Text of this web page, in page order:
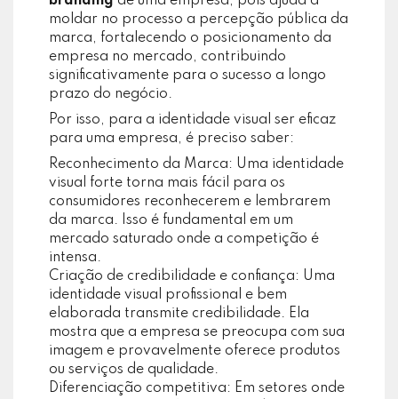
moldar no processo a percepção pública da
marca, fortalecendo o posicionamento da
empresa no mercado, contribuindo
significativamente para o sucesso a longo
prazo do negócio.
Por isso, para a identidade visual ser eficaz
para uma empresa, é preciso saber:
Reconhecimento da Marca: Uma identidade
visual forte torna mais fácil para os
consumidores reconhecerem e lembrarem
da marca. Isso é fundamental em um
mercado saturado onde a competição é
intensa.
Criação de credibilidade e confiança: Uma
identidade visual profissional e bem
elaborada transmite credibilidade. Ela
mostra que a empresa se preocupa com sua
imagem e provavelmente oferece produtos
ou serviços de qualidade.
Diferenciação competitiva: Em setores onde